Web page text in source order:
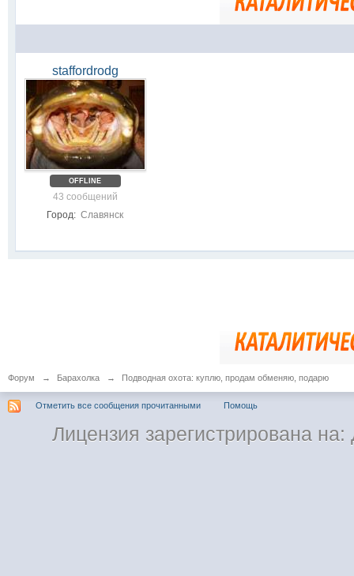
staffordrodg
OFFLINE
43 сообщений
Город: Славянск
Форум → Барахолка → Подводная охота: куплю, продам обменяю, подарю
Отметить все сообщения прочитанными Помощь
Лицензия зарегистрирована